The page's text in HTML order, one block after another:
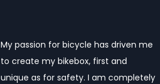
My passion for bicycle has driven me
to create my bikebox, first and
unique as for safety. I am completely